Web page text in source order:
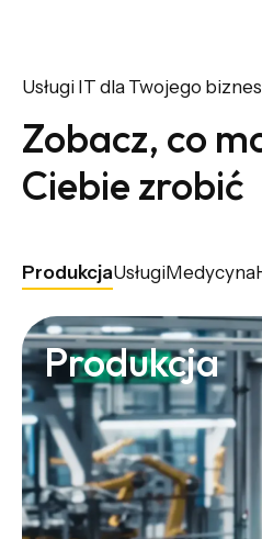
Usługi IT dla Twojego
Zobacz, co
Ciebie zrobić
ProdukcjaUsługiMedycyna
Produkcja